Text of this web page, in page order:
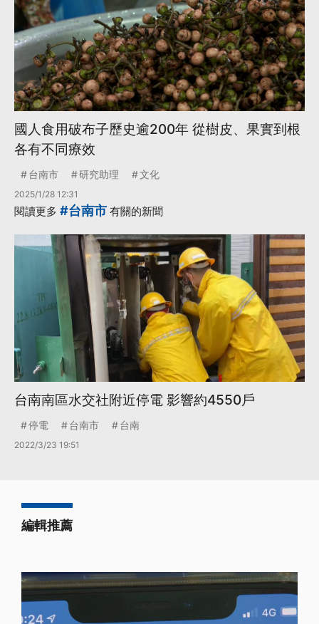
國人食用破布子歷史逾200年 從樹皮、果實到根
各有不同療效
台南市 研究助理 文化
2025/1/28 12:31
閱讀更多 #台南市 有關的新聞
台南南區水交社附近停電 影響約4550戶
停電 台南市 台南
2022/3/23 19:51
編輯推薦